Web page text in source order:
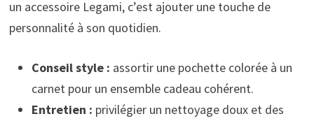
un accessoire Legami, c’est ajouter une touche de
personnalité à son quotidien.
Conseil style : assortir une pochette colorée à un
carnet pour un ensemble cadeau cohérent.
Entretien : privilégier un nettoyage doux et des